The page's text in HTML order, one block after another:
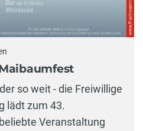
so weit - die Freiwillige
lädt zum 43.
Veranstaltung